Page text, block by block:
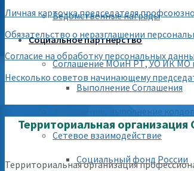
Ведомственные награды
Социальное партнерство
Соглашение МОиН РТ, УО ИК МО
Выполнение Соглашения
Заключение, выполнение
Сетевое взаимодействие
Социальный фонд России
Личная карточка председателя
Обязательство о неразглашении
Согласие на обработку персональных
Несколько советов начинающему
Территориальная
Территориальная организация